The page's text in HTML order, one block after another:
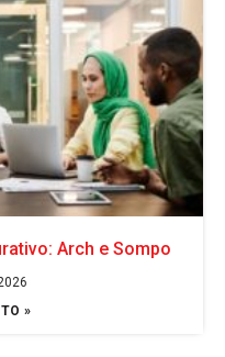
Arch e Sompo
»